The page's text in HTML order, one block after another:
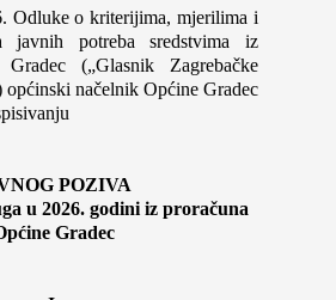
Odluke o kriterijima, mjerilima i
javnih potreba sredstvima iz
(„Glasnik Zagrebačke
općinski načelnik Općine Gradec
POZIVA
u 2026. godini iz proračuna
Gradec